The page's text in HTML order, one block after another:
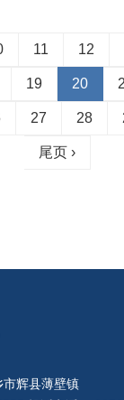
11 12
19 20
27 28
尾页 ›
辉县薄壁镇